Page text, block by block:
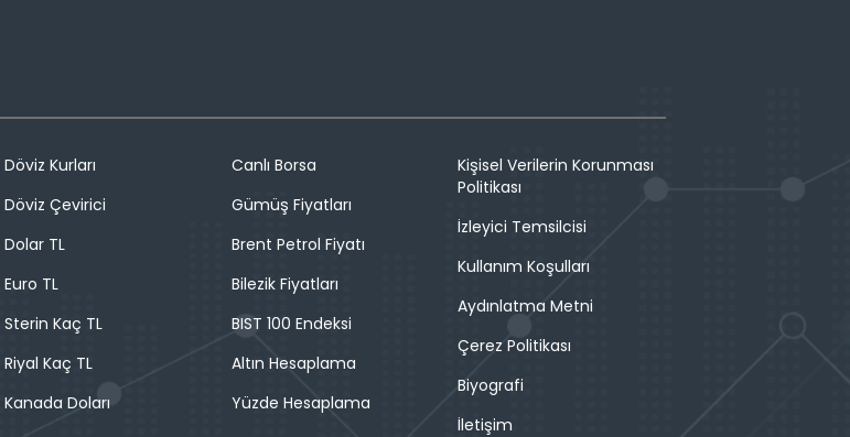
Döviz Kurları
Döviz Çevirici
Dolar TL
Euro TL
Sterin Kaç TL
Riyal Kaç TL
Kanada Doları
Canlı Borsa
Gümüş Fiyatları
Brent Petrol Fiyatı
Bilezik Fiyatları
BIST 100 Endeksi
Altın Hesaplama
Yüzde Hesaplama
Kişisel Verilerin Korunması
Politikası
İzleyici Temsilcisi
Kullanım Koşulları
Aydınlatma Metni
Çerez Politikası
Biyografi
İletişim